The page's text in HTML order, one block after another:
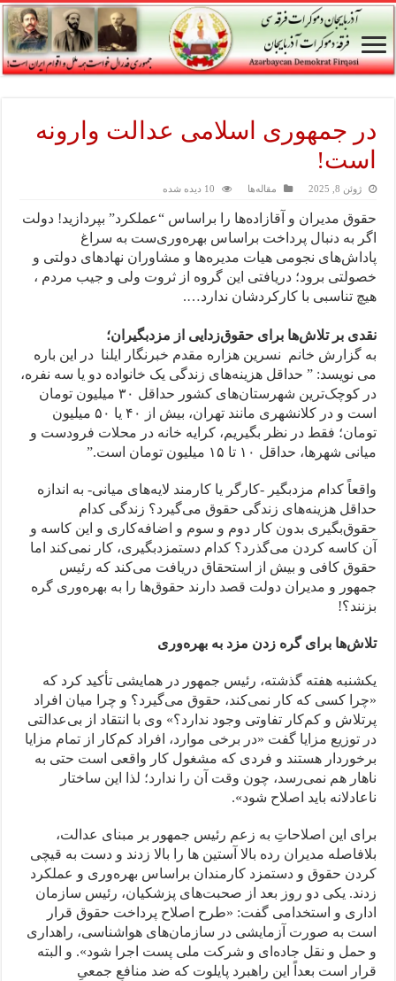
در جمهوری اسلامی عدالت وارونه
است!
ژوئن 8, 2025 مقاله‌ها 10 دیده شده
حقوق مدیران و آقازاده‌ها را براساس “عملکرد” بپردازید! دولت
اگر به دنبال پرداخت براساس بهره‌وری‌ست به سراغ
پاداش‌های نجومی هیات مدیره‌ها و مشاوران نهادهای دولتی و
خصولتی برود؛ دریافتی این گروه از ثروت ولی و جیب مردم ،
هیچ تناسبی با کارکردشان ندارد….
نقدی بر تلاش‌ها برای حقوق‌زدایی از مزدبگیران؛
به گزارش خانم نسرین هزاره مقدم خبرنگار ایلنا در این باره
می نویسد: ” حداقل هزینه‌های زندگی یک خانواده دو یا سه نفره،
در کوچک‌ترین شهرستان‌های کشور حداقل ۳۰ میلیون تومان
است و در کلانشهری مانند تهران، بیش از ۴۰ یا ۵۰ میلیون
تومان؛ فقط در نظر بگیریم، کرایه خانه در محلات فرودست و
میانی شهرها، حداقل ۱۰ تا ۱۵ میلیون تومان است.”
واقعاً کدام مزدبگیر -کارگر یا کارمند لایه‌های میانی- به اندازه
حداقل هزینه‌های زندگی حقوق می‌گیرد؟ زندگی کدام
حقوق‌بگیری بدون کار دوم و سوم و اضافه‌کاری و این کاسه و
آن کاسه کردن می‌گذرد؟ کدام دستمزدبگیری، کار نمی‌کند اما
حقوق کافی و بیش از استحقاق دریافت می‌کند که رئیس
جمهور و مدیران دولت قصد دارند حقوق‌ها را به بهره‌وری گره
بزنند؟!
تلاش‌ها برای گره زدن مزد به بهره‌وری
یکشنبه هفته گذشته، رئیس جمهور در همایشی تأکید کرد که
«چرا کسی که کار نمی‌کند، حقوق می‌گیرد؟ و چرا میان افراد
پرتلاش و کم‌کار تفاوتی وجود ندارد؟» وی با انتقاد از بی‌عدالتی
در توزیع مزایا گفت «در برخی موارد، افراد کم‌کار از تمام مزایا
برخوردار هستند و فردی که مشغول کار واقعی است حتی به
ناهار هم نمی‌رسد، چون وقت آن را ندارد؛ لذا این ساختار
ناعادلانه باید اصلاح شود».
برای این اصلاحاتِ به زعم رئیس جمهور بر مبنای عدالت،
بلافاصله مدیران رده بالا آستین ها را بالا زدند و دست به قیچی
کردن حقوق و دستمزد کارمندان براساس بهره‌وری و عملکرد
زدند. یکی دو روز بعد از صحبت‌های پزشکیان، رئیس سازمان
اداری و استخدامی گفت: «طرح اصلاح پرداخت حقوق قرار
است به صورت آزمایشی در سازمان‌های هواشناسی، راهداری
و حمل و نقل جاده‌ای و شرکت ملی پست اجرا شود». و البته
قرار است بعداً این راهبرد پایلوت که ضد منافعِ جمعیِ